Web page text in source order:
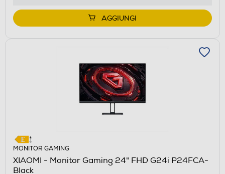
AGGIUNGI
MONITOR GAMING
XIAOMI - Monitor Gaming 24" FHD G24i P24FCA-
Black